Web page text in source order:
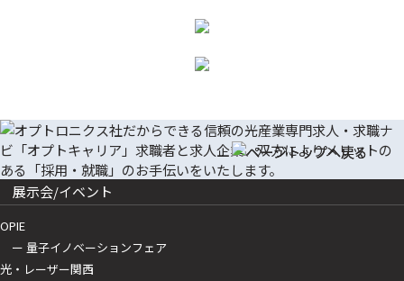
展示会/イベント
OPIE
ー 量子イノベーションフェア
光・レーザー関西